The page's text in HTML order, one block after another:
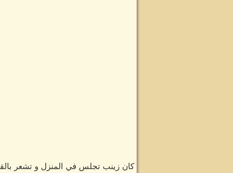
كان زينب تجلس في المنزل و تشعر